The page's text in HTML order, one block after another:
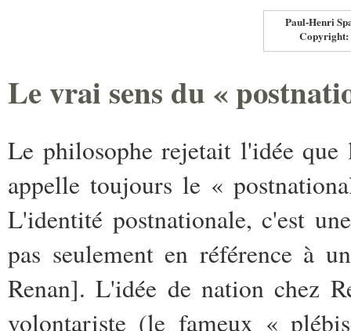
Paul-Henri
Copyright:
Le vrai sens du «
Le philosophe rejetait l'idée que
appelle toujours le «
L'identité postnationale, c'est
pas seulement en référence à
Renan]. L'idée de nation chez
volontariste (le fameux «